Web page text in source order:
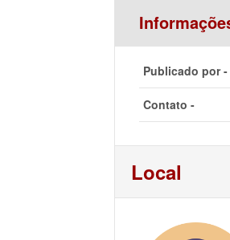
Publicado por -
Contato -
Local